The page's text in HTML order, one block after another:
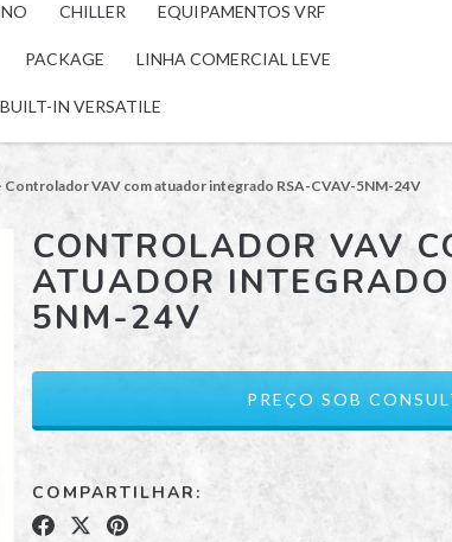
CHILLER EQUIPAMENTOS VRF
PACKAGE LINHA COMERCIAL LEVE
BUILT-IN VERSATILE
Controlador VAV com atuador integrado RSA-CVAV-5NM-24V
CONTROLADOR VAV
ATUADOR
5NM-24V
COMPARTILHAR: